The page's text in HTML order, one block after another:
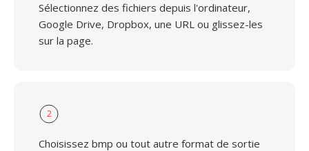
Sélectionnez des fichiers depuis l'ordinateur,
Google Drive, Dropbox, une URL ou glissez-les
sur la page.
2
Choisissez bmp ou tout autre format de sortie